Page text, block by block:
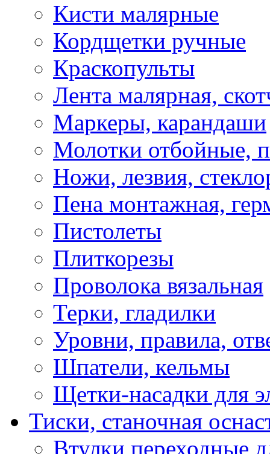
Кисти малярные
Кордщетки ручные
Краскопульты
Лента малярная,
Маркеры, карандаши
Молотки отбойные,
Ножи, лезвия,
Пена монтажная,
Пистолеты
Плиткорезы
Проволока вязальная
Терки, гладилки
Уровни, правила,
Шпатели, кельмы
Щетки-насадки для
Тиски, станочная
Втулки переходные